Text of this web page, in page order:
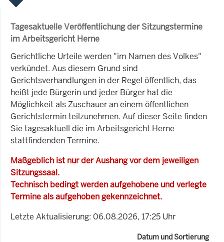
Tagesaktuelle Veröffentlichung der Sitzungstermine
im Arbeitsgericht Herne
Gerichtliche Urteile werden "im Namen des Volkes"
verkündet. Aus diesem Grund sind
Gerichtsverhandlungen in der Regel öffentlich, das
heißt jede Bürgerin und jeder Bürger hat die
Möglichkeit als Zuschauer an einem öffentlichen
Gerichtstermin teilzunehmen. Auf dieser Seite finden
Sie tagesaktuell die im Arbeitsgericht Herne
stattfindenden Termine.
Maßgeblich ist nur der Aushang vor dem jeweiligen
Sitzungssaal.
Technisch bedingt werden aufgehobene und verlegte
Termine als aufgehoben gekennzeichnet.
Letzte Aktualisierung: 06.08.2026, 17:25 Uhr
Datum und Sortierung